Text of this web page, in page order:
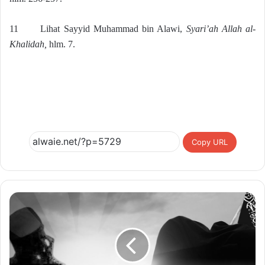
11 Lihat Sayyid Muhammad bin Alawi, Syari’ah Allah al-
Khalidah, hlm. 7.
Copy URL